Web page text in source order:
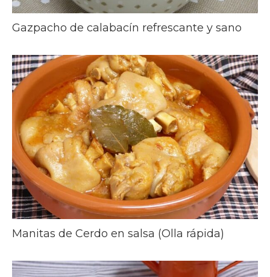
Gazpacho de calabacín refrescante y sano
Manitas de Cerdo en salsa (Olla rápida)